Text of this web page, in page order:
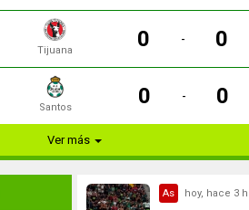
Tijuana 0 - 0
Santos 0 - 0
Ver más
As hoy, hace 3